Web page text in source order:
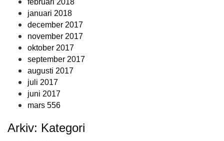
februari 2018
januari 2018
december 2017
november 2017
oktober 2017
september 2017
augusti 2017
juli 2017
juni 2017
mars 556
Arkiv: Kategori